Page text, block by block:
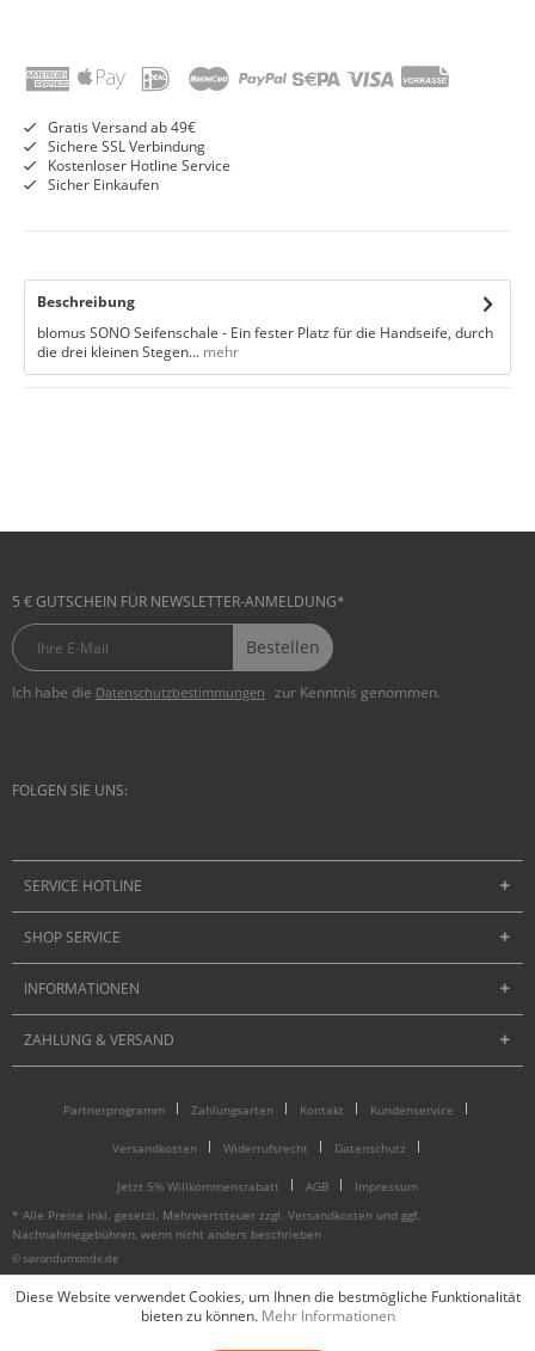
Gratis Versand ab 49€
Sichere SSL Verbindung
Kostenloser Hotline Service
Sicher Einkaufen
Beschreibung
blomus SONO Seifenschale - Ein fester Platz für die Handseife, durch
die drei kleinen Stegen... mehr
5 € GUTSCHEIN FÜR NEWSLETTER-ANMELDUNG*
Bestellen
Ich habe die Datenschutzbestimmungen zur Kenntnis genommen.
FOLGEN SIE UNS:
SERVICE HOTLINE
SHOP SERVICE
INFORMATIONEN
ZAHLUNG & VERSAND
Partnerprogramm Zahlungsarten Kontakt Kundenservice
Versandkosten Widerrufsrecht Datenschutz
Jetzt 5% Willkommensrabatt AGB
Impressum
* Alle Preise inkl. gesetzl. Mehrwertsteuer zzgl. Versandkosten und ggf.
Nachnahmegebühren, wenn nicht anders beschrieben
© savondumonde.de
Diese Website verwendet Cookies, um Ihnen die bestmögliche Funktionalität
bieten zu können. Mehr Informationen